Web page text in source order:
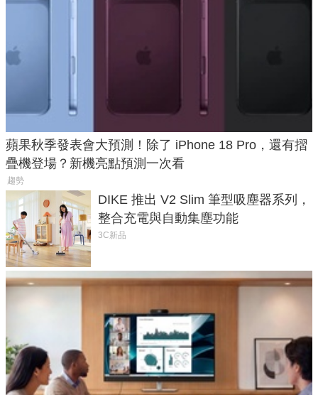
蘋果秋季發表會大預測！除了 iPhone 18 Pro，還有摺
疊機登場？新機亮點預測一次看
趨勢
DIKE 推出 V2 Slim 筆型吸塵器系列，
整合充電與自動集塵功能
3C新品